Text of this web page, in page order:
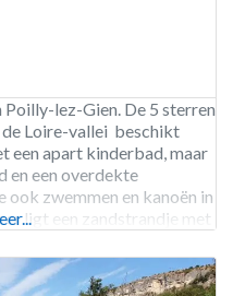
lez-Gien. De 5 sterren
de Loire-vallei beschikt
een apart kinderbad, maar
en een overdekte
zwemmen en kanoën in
ligt een zandstrandje met